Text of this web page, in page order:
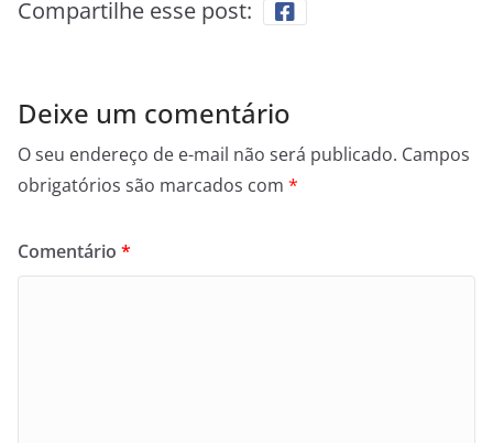
Compartilhe esse post:
Deixe um comentário
O seu endereço de e-mail não será publicado. Campos
obrigatórios são marcados com *
Comentário *